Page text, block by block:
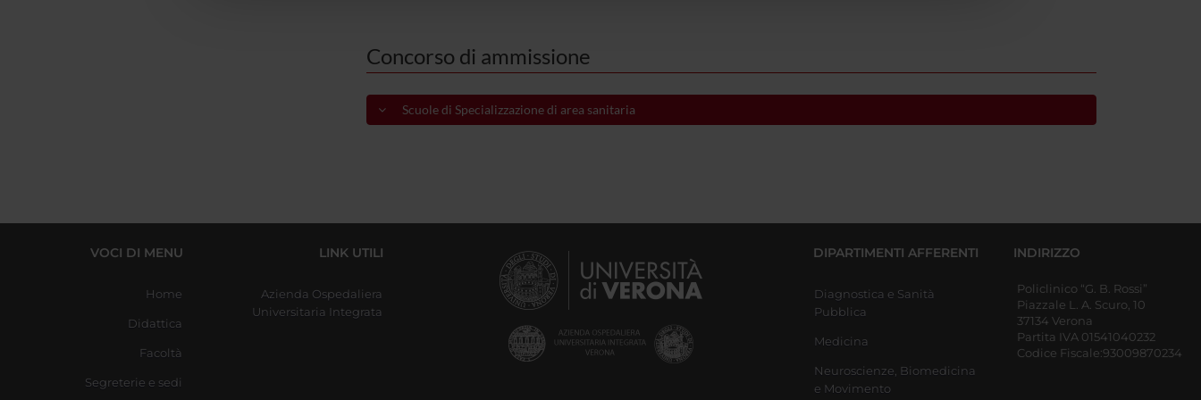
Concorso di ammissione
Scuole di Specializzazione di area sanitaria
VOCI DI MENU
Home
Didattica
Facoltà
Segreterie e sedi
LINK UTILI
Azienda Ospedaliera
Universitaria Integrata
DIPARTIMENTI AFFERENTI
Diagnostica e Sanità
Pubblica
Medicina
Neuroscienze, Biomedicina
e Movimento
INDIRIZZO
Policlinico “G. B. Rossi”
Piazzale L. A. Scuro, 10
37134 Verona
Partita IVA 01541040232
Codice Fiscale:93009870234